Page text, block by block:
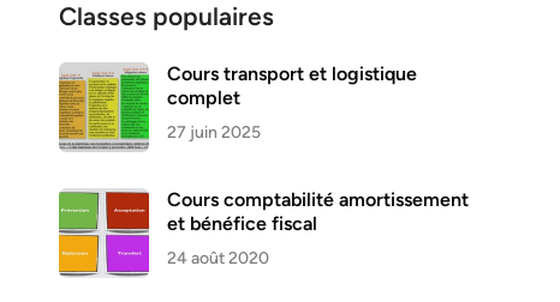
Classes populaires
Cours transport et logistique
complet
27 juin 2025
Cours comptabilité amortissement
et bénéfice fiscal
24 août 2020